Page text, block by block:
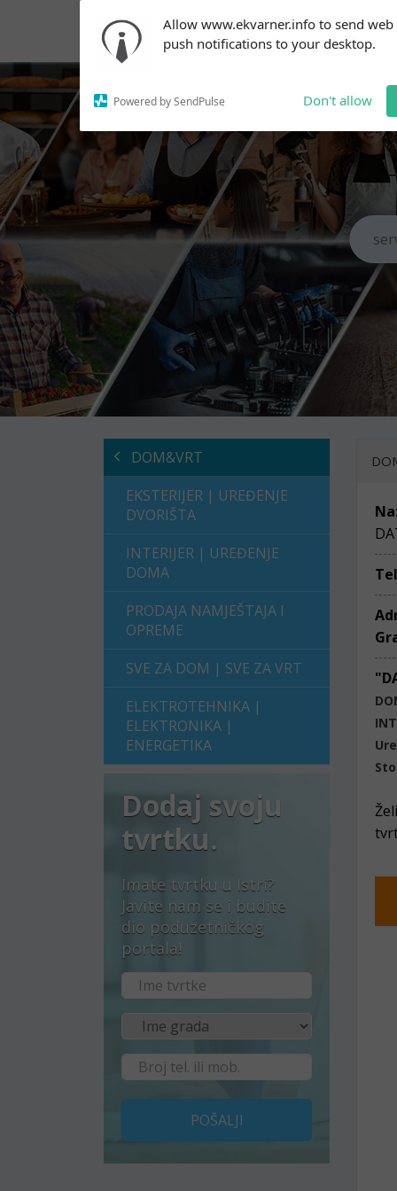
Allow www.ekvarner.info to send web
push notifications to your desktop.
Powered by SendPulse Don't allow
notifications!
To enable permission prompts, click
on the notification icon
DOM&VRT
EKSTERIJER | UREĐENJE
DVORIŠTA
INTERIJER | UREĐENJE
DOMA
PRODAJA NAMJEŠTAJA I
OPREME
SVE ZA DOM | SVE ZA VRT
ELEKTROTEHNIKA |
ELEKTRONIKA |
ENERGETIKA
Dodaj svoju
tvrtku.
Imate tvrtku u Istri?
Javite nam se i budite
dio poduzetničkog
portala!
POŠALJI